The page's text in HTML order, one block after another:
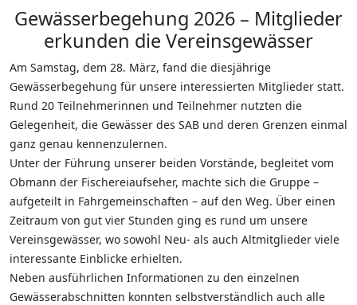
Gewässerbegehung 2026 – Mitglieder
erkunden die Vereinsgewässer
Am Samstag, dem 28. März, fand die diesjährige
Gewässerbegehung für unsere interessierten Mitglieder statt.
Rund 20 Teilnehmerinnen und Teilnehmer nutzten die
Gelegenheit, die Gewässer des SAB und deren Grenzen einmal
ganz genau kennenzulernen.
Unter der Führung unserer beiden Vorstände, begleitet vom
Obmann der Fischereiaufseher, machte sich die Gruppe –
aufgeteilt in Fahrgemeinschaften – auf den Weg. Über einen
Zeitraum von gut vier Stunden ging es rund um unsere
Vereinsgewässer, wo sowohl Neu- als auch Altmitglieder viele
interessante Einblicke erhielten.
Neben ausführlichen Informationen zu den einzelnen
Gewässerabschnitten konnten selbstverständlich auch alle